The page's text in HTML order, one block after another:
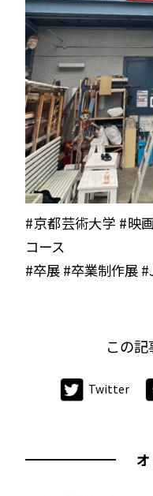
#京都芸術大学 #映
コース
#卒展 #卒業制作展
この
Twitter